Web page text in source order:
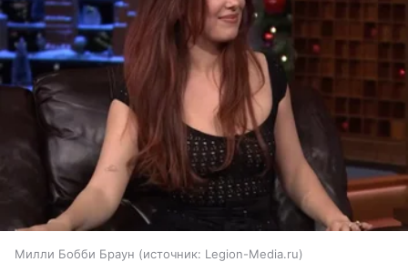
Милли Бобби Браун источник: Legion-Media.ru